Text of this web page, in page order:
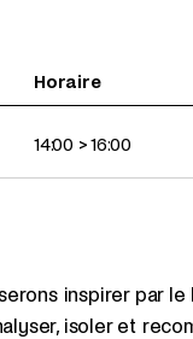
Horaire
14:00 > 16:00
inspirer par
isoler et